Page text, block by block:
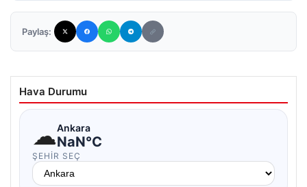
Paylaş:
Hava Durumu
☁Ankara
NaN°C
ŞEHIR SEÇ